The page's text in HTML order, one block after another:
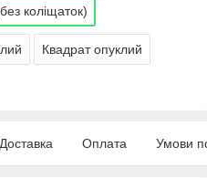
коліщаток)
Квадрат опуклий
Доставка Оплата Умови